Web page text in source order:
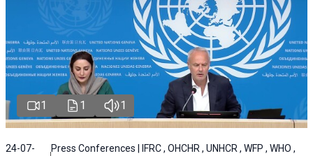
1 1 1
24-07-
Press Conferences | IFRC , OHCHR , UNHCR , WFP , WHO ,